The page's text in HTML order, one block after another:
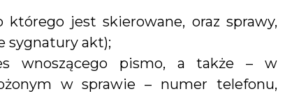
którego jest skierowane, oraz sprawy,
sygnatury akt);
wnoszącego pismo, a także – w
w sprawie – numer telefonu,